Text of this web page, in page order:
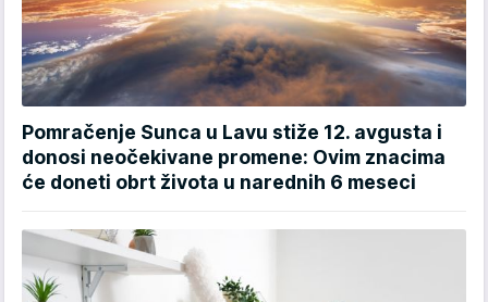
Pomračenje Sunca u Lavu stiže 12. avgusta i
donosi neočekivane promene: Ovim znacima
će doneti obrt života u narednih 6 meseci